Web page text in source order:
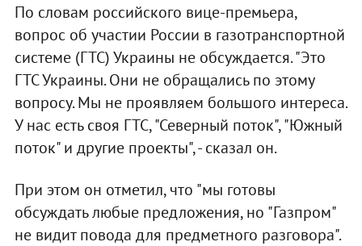
По словам российского вице-премьера,
вопрос об участии России в газотранспортной
системе (ГТС) Украины не обсуждается. "Это
ГТС Украины. Они не обращались по этому
вопросу. Мы не проявляем большого интереса.
У нас есть своя ГТС, "Северный поток", "Южный
поток" и другие проекты", - сказал он.
При этом он отметил, что "мы готовы
обсуждать любые предложения, но "Газпром"
не видит повода для предметного разговора".